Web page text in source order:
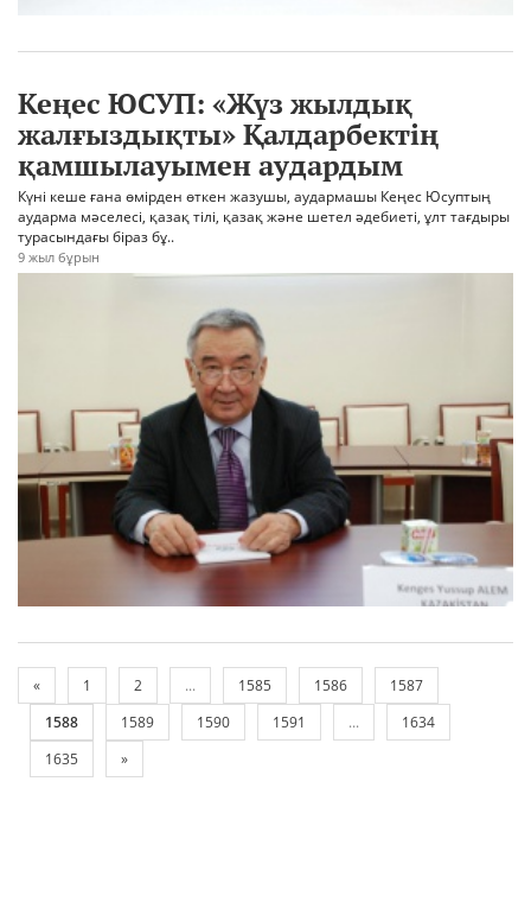
Кеңес ЮСУП: «Жүз жылдық
жалғыздықты» Қалдарбектiң
қамшылауымен аудардым
Күні кеше ғана өмірден өткен жазушы, аудармашы Кеңес Юсуптың
аударма мәселесі, қазақ тілі, қазақ және шетел әдебиеті, ұлт тағдыры
турасындағы біраз бұ..
9 жыл бұрын
« 1 2 ... 1585 1586
1587
1588
1589 1590 1591 ...
1634
1635
»